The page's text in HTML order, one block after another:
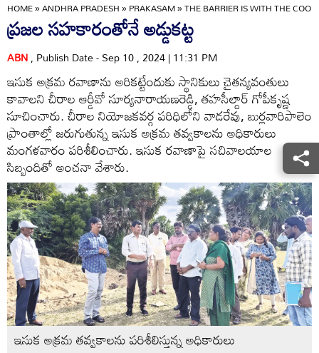
HOME»ANDHRA PRADESH»PRAKASAM»THE BARRIER IS WITH THE
ప్రజల సహకారంతోనే అడ్డుకట్ట
ABN, Publish Date - Sep 10 , 2024 | 11:31 PM
ఇసుక అక్రమ రవాణాను అరికట్టేందుకు స్థానికులు చైతన్యవంతులు
కావాలని చీరాల ఆర్డీవో సూర్యనారాయణరెడ్డి, తహసీల్దార్‌ గోపీకృష్ణ
సూచించారు. చీరాల నియోజకవర్గ పరిధిలోని వాడరేవు, బుర్లవారిపాలెం
ప్రాంతాల్లో జరుగుతున్న ఇసుక అక్రమ తవ్వకాలను అధికారులు
మంగళవారం పరిశీలించారు. ఇసుక రవాణాపై సచివాలయాల
సిబ్బందితో అంచనా వేశారు.
ఇసుక అక్రమ తవ్వకాలను పరిశీలిస్తున్న అధికారులు